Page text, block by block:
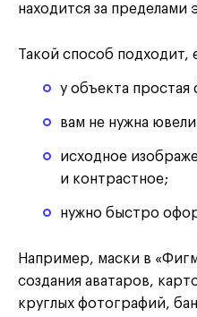
находится за
Такой способ подходит,
у объекта простая
вам не нужна
исходное
и контрастное;
нужно быстро
Например, маски в
создания аватаров,
круглых фотографий,